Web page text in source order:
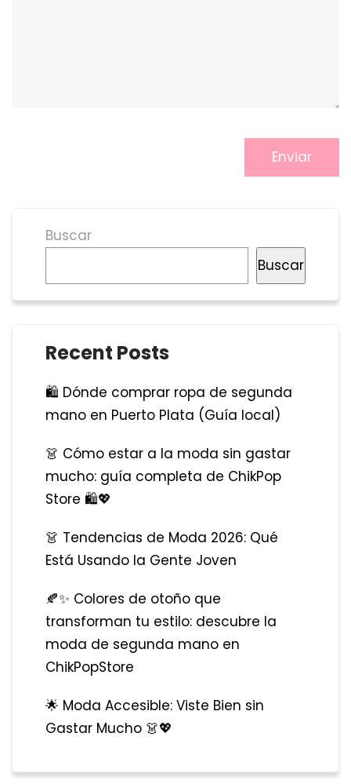
Buscar
Buscar
Recent Posts
🛍️ Dónde comprar ropa de segunda
mano en Puerto Plata (Guía local)
👗 Cómo estar a la moda sin gastar
mucho: guía completa de ChikPop
Store 🛍️💖
👗 Tendencias de Moda 2026: Qué
Está Usando la Gente Joven
🍂✨ Colores de otoño que
transforman tu estilo: descubre la
moda de segunda mano en
ChikPopStore
🌟 Moda Accesible: Viste Bien sin
Gastar Mucho 👗💖